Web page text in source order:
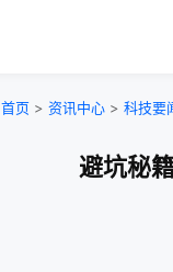
首页 > 资讯中心 > 科技要
避坑秘